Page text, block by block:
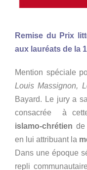
Remise du Prix
aux lauréats de la
Mention spéciale
Louis Massignon,
Bayard. Le jury a
consacrée à
islamo-chrétien de
en lui attribuant la
Dans une époque
repli